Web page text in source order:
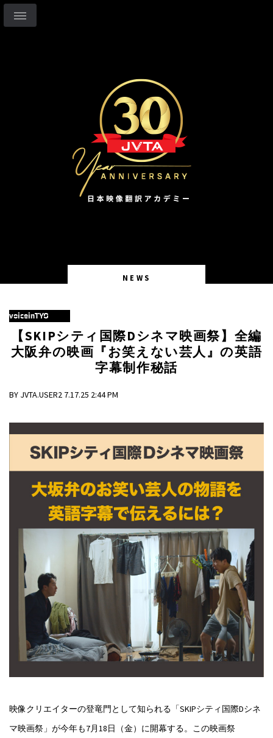
NEWS
voiceinTYO
【SKIPシティ国際Dシネマ映画祭】全編
大阪弁の映画『お笑えない芸人』の英語
字幕制作秘話
BY JVTA.USER2 7.17.25 2:44 PM
映像クリエイターの登竜門として知られる「SKIPシティ国際Dシネ
マ映画祭」が今年も7月18日（金）に開幕する。この映画祭